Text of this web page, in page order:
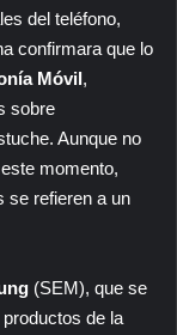
del teléfono,
confirmara que lo
Móvil,
sobre
Aunque no
momento,
se refieren a un
(SEM), que se
de la